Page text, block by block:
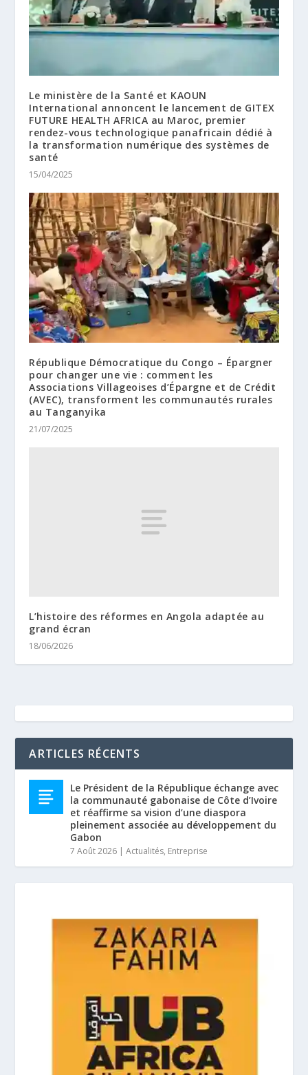
Le ministère de la Santé et KAOUN
International annoncent le lancement de GITEX
FUTURE HEALTH AFRICA au Maroc, premier
rendez-vous technologique panafricain dédié à
la transformation numérique des systèmes de
santé
15/04/2025
République Démocratique du Congo – Épargner
pour changer une vie : comment les
Associations Villageoises d’Épargne et de Crédit
(AVEC), transforment les communautés rurales
au Tanganyika
21/07/2025
L’histoire des réformes en Angola adaptée au
grand écran
18/06/2026
ARTICLES RÉCENTS
Le Président de la République échange avec
la communauté gabonaise de Côte d’Ivoire
et réaffirme sa vision d’une diaspora
pleinement associée au développement du
Gabon
7 Août 2026 |Actualités, Entreprise